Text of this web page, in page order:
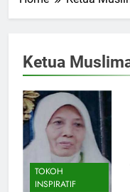
Ketua
TOKOH
INSPIRATIF